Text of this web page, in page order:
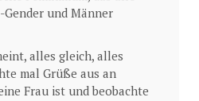
und Männer
alles gleich, alles
mal Grüße aus an
Frau ist und beobachte